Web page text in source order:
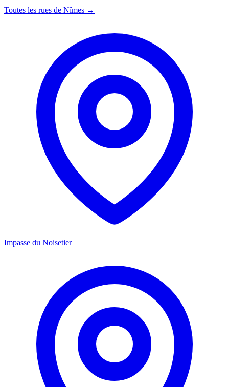
Toutes les rues de Nîmes →
Impasse du Noisetier